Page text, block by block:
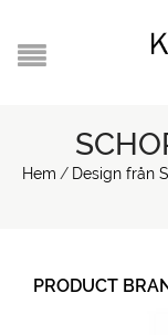
Hem / Design från
PRODUCT